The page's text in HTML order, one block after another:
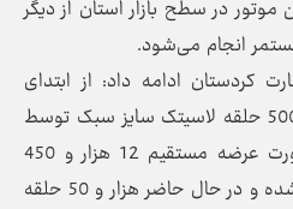
در سطح بازار استان از دیگر
انجام می‌شود.
کردستان ادامه داد: از ابتدای
سال جاری تاکنون 13 هزار و 500 حلقه لاسیتک سایز سبک توسط
عاملان استانی جذب و به‌صورت عرضه مستقیم 12 هزار و 450
حلقه از طریق سامانه توزیع شده و در حال حاضر هزار و 50 حلقه